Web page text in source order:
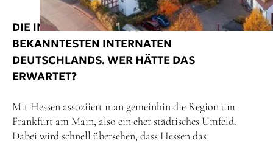
DIE INTERNATE IN HESSEN GEHÖREN ZU DEN
BEKANNTESTEN INTERNATEN
DEUTSCHLANDS. WER HÄTTE DAS
ERWARTET?
Mit Hessen assoziiert man gemeinhin die Region um
Frankfurt am Main, also ein eher städtisches Umfeld.
Dabei wird schnell übersehen, dass Hessen das